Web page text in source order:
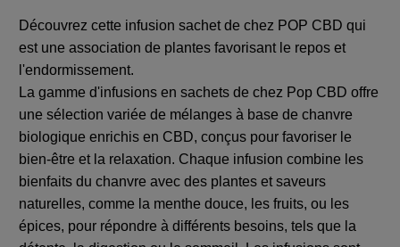
Découvrez cette infusion sachet de chez POP CBD qui
est une association de plantes favorisant le repos et
l'endormissement.
La gamme d'infusions en sachets de chez Pop CBD offre
une sélection variée de mélanges à base de chanvre
biologique enrichis en CBD, conçus pour favoriser le
bien-être et la relaxation. Chaque infusion combine les
bienfaits du chanvre avec des plantes et saveurs
naturelles, comme la menthe douce, les fruits, ou les
épices, pour répondre à différents besoins, tels que la